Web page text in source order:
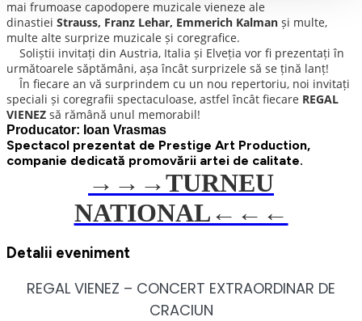
mai frumoase capodopere muzicale vieneze ale
dinastiei Strauss, Franz Lehar, Emmerich Kalman și multe,
multe alte surprize muzicale și coregrafice.
Soliștii invitați din Austria, Italia și Elveția vor fi prezentați în
următoarele săptămâni, așa încât surprizele să se țină lanț!
În fiecare an vă surprindem cu un nou repertoriu, noi invitați
speciali și coregrafii spectaculoase, astfel încât fiecare REGAL
VIENEZ să rămână unul memorabil!
Producator: Ioan Vrasmas
Spectacol prezentat de Prestige Art Production,
companie dedicată promovării artei de calitate.
→→→TURNEU
NATIONAL←←←
Detalii eveniment
REGAL VIENEZ – CONCERT EXTRAORDINAR DE
CRACIUN